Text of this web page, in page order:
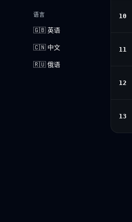
语言
🇬🇧 英语
🇨🇳 中文
🇷🇺 俄语
10
11
12
13